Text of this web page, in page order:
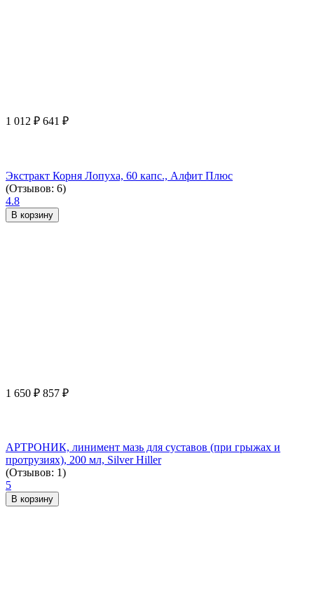
1 012 ₽ 641 ₽
Экстракт Корня Лопуха, 60 капс., Алфит Плюс
(Отзывов: 6)
4.8
В корзину
1 650 ₽ 857 ₽
АРТРОНИК, линимент мазь для суставов (при грыжах и
протрузиях), 200 мл, Silver Hiller
(Отзывов: 1)
5
В корзину